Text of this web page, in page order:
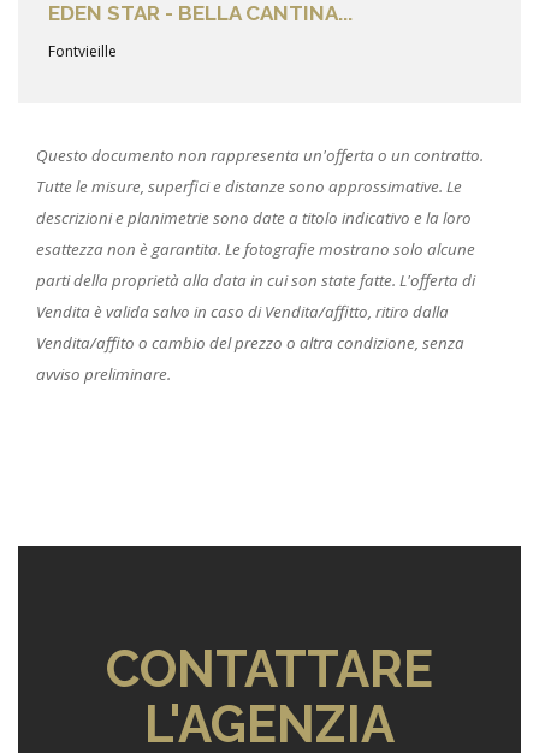
EDEN STAR - BELLA CANTINA...
Fontvieille
Questo documento non rappresenta un'offerta o un contratto.
Tutte le misure, superfici e distanze sono approssimative. Le
descrizioni e planimetrie sono date a titolo indicativo e la loro
esattezza non è garantita. Le fotografie mostrano solo alcune
parti della proprietà alla data in cui son state fatte. L'offerta di
Vendita è valida salvo in caso di Vendita/affitto, ritiro dalla
Vendita/affito o cambio del prezzo o altra condizione, senza
avviso preliminare.
CONTATTARE
L'AGENZIA